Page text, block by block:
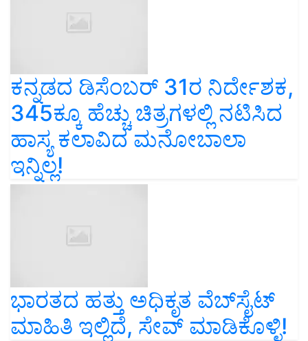
ಕನ್ನಡದ ಡಿಸೆಂಬರ್‌ 31ರ ನಿರ್ದೇಶಕ,
345ಕ್ಕೂ ಹೆಚ್ಚು ಚಿತ್ರಗಳಲ್ಲಿ ನಟಿಸಿದ
ಹಾಸ್ಯ ಕಲಾವಿದ ಮನೋಬಾಲಾ
ಇನ್ನಿಲ್ಲ!
ಭಾರತದ ಹತ್ತು ಅಧಿಕೃತ ವೆಬ್‌ಸೈಟ್‌
ಮಾಹಿತಿ ಇಲ್ಲಿದೆ, ಸೇವ್‌ ಮಾಡಿಕೊಳ್ಳಿ!